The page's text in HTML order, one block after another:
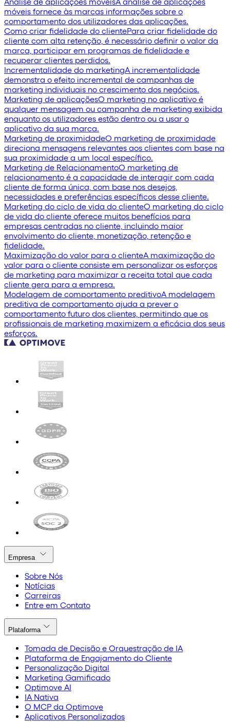
móveis fornece às marcas informações sobre o
comportamento dos utilizadores das aplicações.
Como criar fidelidade do clientePara criar fidelidade do
cliente com alta retenção, é necessário definir o valor da
marca, participar em programas de fidelidade e
recuperar clientes perdidos.
Incrementalidade do marketingA incrementalidade
demonstra o efeito incremental de campanhas de
marketing individuais no crescimento dos negócios.
Marketing de aplicaçõesO marketing no aplicativo é
qualquer mensagem ou campanha de marketing exibida
enquanto os utilizadores estão dentro ou a usar o
aplicativo da sua marca.
Marketing de proximidadeO marketing de proximidade
direciona mensagens relevantes aos clientes com base na
sua proximidade a um local específico.
Marketing de RelacionamentoO marketing de
relacionamento é a capacidade de interagir com cada
cliente de forma única, com base nos desejos,
necessidades e preferências específicos desse cliente.
Marketing do ciclo de vida do clienteO marketing do ciclo
de vida do cliente oferece muitos benefícios para
empresas centradas no cliente, incluindo maior
envolvimento do cliente, monetização, retenção e
fidelidade.
Maximização do valor para o clienteA maximização do
valor para o cliente consiste em personalizar os esforços
de marketing para maximizar a receita total que cada
cliente gera para a empresa.
Modelagem de comportamento preditivoA modelagem
preditiva de comportamento ajuda a prever o
comportamento futuro dos clientes, permitindo que os
profissionais de marketing maximizem a eficácia dos seus
esforços.
Empresa
Sobre Nós
Notícias
Carreiras
Entre em Contato
Plataforma
Tomada de Decisão e Orquestração de IA
Plataforma de Engajamento do Cliente
Personalização Digital
Marketing Gamificado
Optimove AI
IA Nativa
O MCP da Optimove
Aplicativos Personalizados